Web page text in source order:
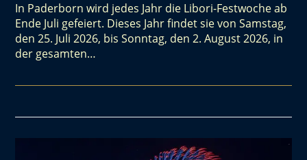
In Paderborn wird jedes Jahr die Libori-Festwoche ab
Ende Juli gefeiert. Dieses Jahr findet sie von Samstag,
den 25. Juli 2026, bis Sonntag, den 2. August 2026, in
der gesamten…